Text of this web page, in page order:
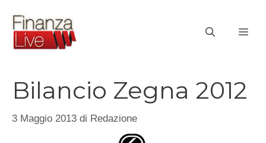
contenuto
Bilancio Zegna 2012
3 Maggio 2013 di Redazione